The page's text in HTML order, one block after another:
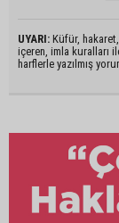
UYARI: Küfür,
içeren, imla kuralları
harflerle yazılmış